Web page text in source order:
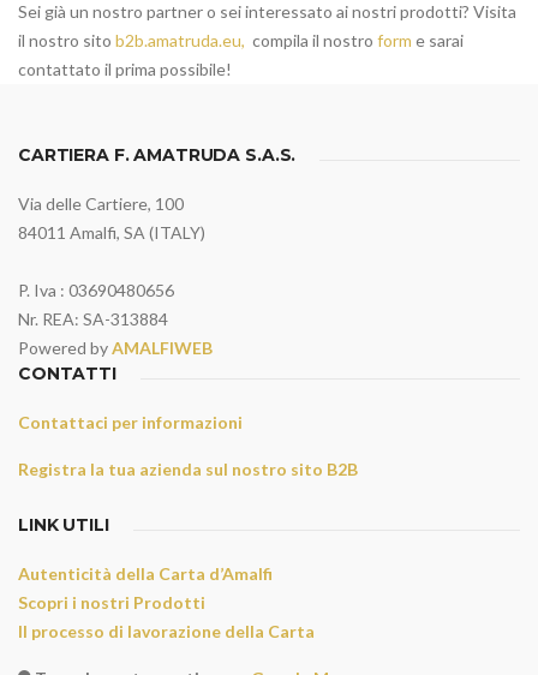
Sei già un nostro partner o sei interessato ai nostri prodotti? Visita
il nostro sito b2b.amatruda.eu, compila il nostro form e sarai
contattato il prima possibile!
CARTIERA F. AMATRUDA S.A.S.
Via delle Cartiere, 100
84011 Amalfi, SA (ITALY)
P. Iva : 03690480656
Nr. REA: SA-313884
Powered byAMALFIWEB
CONTATTI
Contattaci per informazioni
Registra la tua azienda sul nostro sito B2B
LINK UTILI
Autenticità della Carta d’Amalfi
Scopri i nostri Prodotti
Il processo di lavorazione della Carta